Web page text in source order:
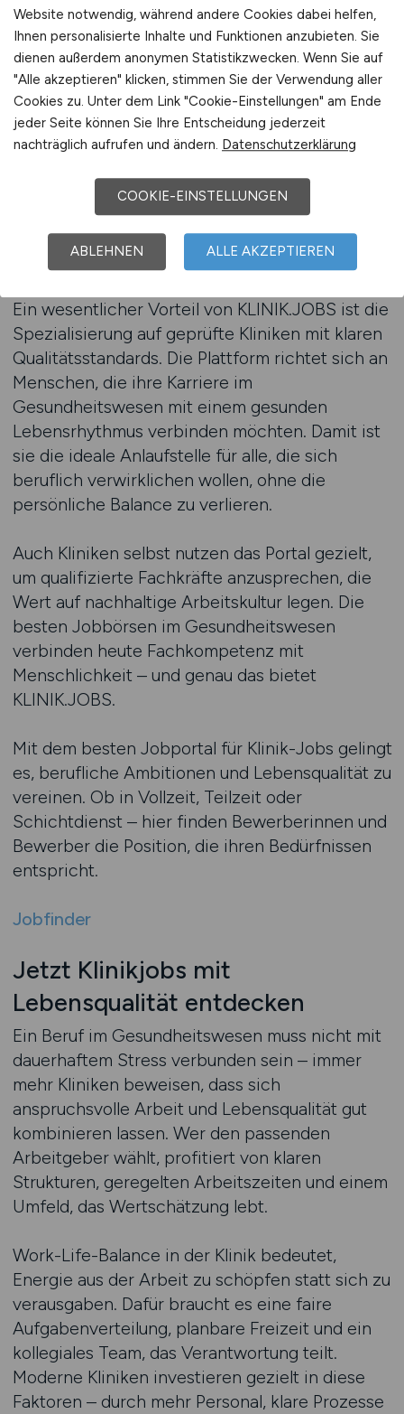
Bewerberinnen und Bewerber können über
detaillierte Filter gezielt nach Stellen suchen,
die flexible Arbeitszeitmodelle,
Gesundheitsprogramme oder
familienfreundliche Angebote bieten. Jede
Angaben zu Arbeitszeiten, Zusatzleistungen
und Entwicklungsmöglichkeiten. So lässt sich
schnell erkennen, welche Klinik das passende
Umfeld bietet.
Ein wesentlicher Vorteil von KLINIK.JOBS ist die
Spezialisierung auf geprüfte Kliniken mit klaren
Qualitätsstandards. Die Plattform richtet sich an
Menschen, die ihre Karriere im
Gesundheitswesen mit einem gesunden
Lebensrhythmus verbinden möchten. Damit ist
sie die ideale Anlaufstelle für alle, die sich
beruflich verwirklichen wollen, ohne die
persönliche Balance zu verlieren.
Auch Kliniken selbst nutzen das Portal gezielt,
um qualifizierte Fachkräfte anzusprechen, die
Wert auf nachhaltige Arbeitskultur legen. Die
besten Jobbörsen im Gesundheitswesen
verbinden heute Fachkompetenz mit
Menschlichkeit – und genau das bietet
KLINIK.JOBS.
Mit dem besten Jobportal für Klinik-Jobs gelingt
es, berufliche Ambitionen und Lebensqualität zu
vereinen. Ob in Vollzeit, Teilzeit oder
Schichtdienst – hier finden Bewerberinnen und
Bewerber die Position, die ihren Bedürfnissen
entspricht.
Jobfinder
Jetzt Klinikjobs mit
Lebensqualität entdecken
Ein Beruf im Gesundheitswesen muss nicht mit
dauerhaftem Stress verbunden sein – immer
mehr Kliniken beweisen, dass sich
anspruchsvolle Arbeit und Lebensqualität gut
kombinieren lassen. Wer den passenden
Arbeitgeber wählt, profitiert von klaren
Strukturen, geregelten Arbeitszeiten und einem
Umfeld, das Wertschätzung lebt.
Work-Life-Balance in der Klinik bedeutet,
Energie aus der Arbeit zu schöpfen statt sich zu
verausgaben. Dafür braucht es eine faire
Aufgabenverteilung, planbare Freizeit und ein
kollegiales Team, das Verantwortung teilt.
Moderne Kliniken investieren gezielt in diese
Faktoren – durch mehr Personal, klare Prozesse
Website notwendig, während andere Cookies dabei helfen,
Ihnen personalisierte Inhalte und Funktionen anzubieten. Sie
dienen außerdem anonymen Statistikzwecken. Wenn Sie auf
"Alle akzeptieren" klicken, stimmen Sie der Verwendung aller
Cookies zu. Unter dem Link "Cookie-Einstellungen" am Ende
jeder Seite können Sie Ihre Entscheidung jederzeit
nachträglich aufrufen und ändern. Datenschutzerklärung
COOKIE-EINSTELLUNGEN
ABLEHNEN ALLE AKZEPTIEREN